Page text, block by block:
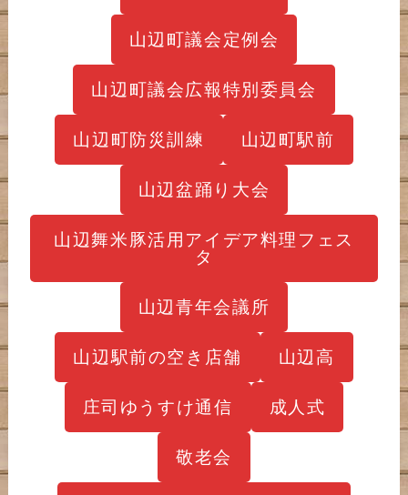
山辺町議会定例会
山辺町議会広報特別委員会
山辺町防災訓練 山辺町駅前
山辺盆踊り大会
山辺舞米豚活用アイデア料理フェス
タ
山辺青年会議所
山辺駅前の空き店舗 山辺高
庄司ゆうすけ通信 成人式
敬老会